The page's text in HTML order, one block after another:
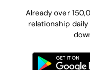
Already over
relationship